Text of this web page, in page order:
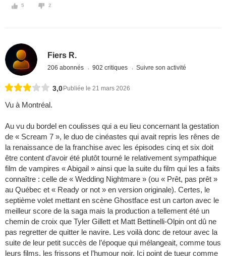
5 2
Fiers R.
206 abonnés 902 critiques Suivre son activité
3,0 Publiée le 21 mars 2026
Vu à Montréal.
Au vu du bordel en coulisses qui a eu lieu concernant la gestation
de « Scream 7 », le duo de cinéastes qui avait repris les rênes de
la renaissance de la franchise avec les épisodes cinq et six doit
être content d’avoir été plutôt tourné le relativement sympathique
film de vampires « Abigail » ainsi que la suite du film qui les a faits
connaître : celle de « Wedding Nightmare » (ou « Prêt, pas prêt »
au Québec et « Ready or not » en version originale). Certes, le
septième volet mettant en scène Ghostface est un carton avec le
meilleur score de la saga mais la production a tellement été un
chemin de croix que Tyler Gillett et Matt Bettinelli-Olpin ont dû ne
pas regretter de quitter le navire. Les voilà donc de retour avec la
suite de leur petit succès de l’époque qui mélangeait, comme tous
leurs films, les frissons et l’humour noir. Ici point de tueur comme